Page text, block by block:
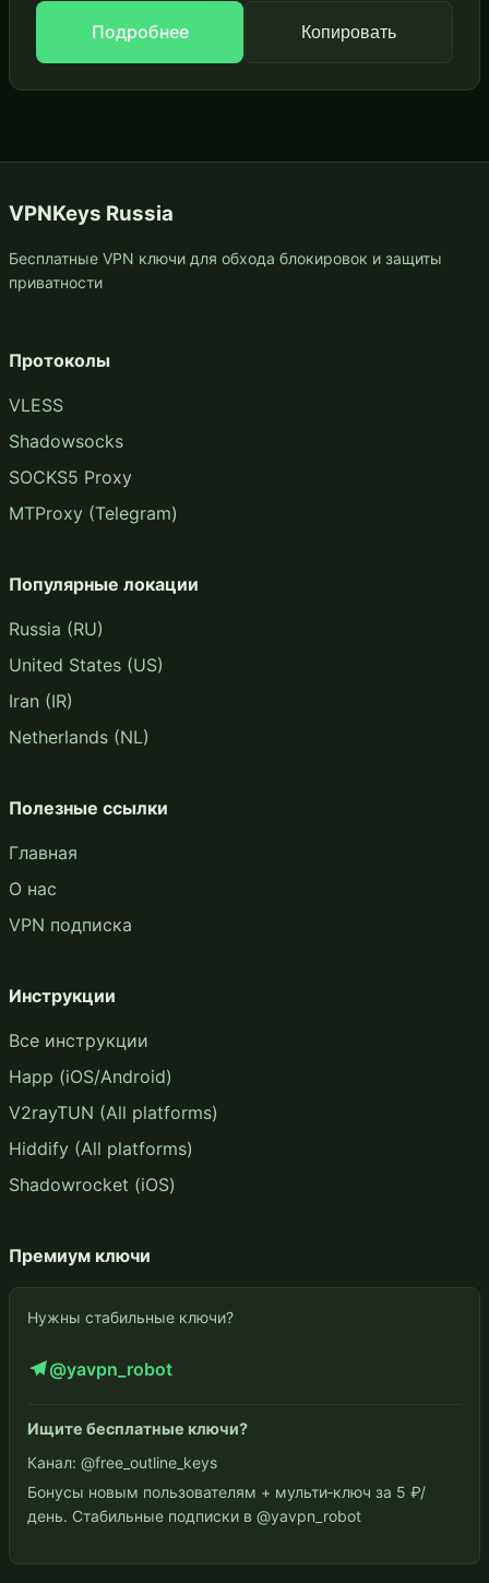
Подробнее Копировать
VPNKeys Russia
Бесплатные VPN ключи для обхода блокировок и защиты
приватности
Протоколы
VLESS
Shadowsocks
SOCKS5 Proxy
MTProxy (Telegram)
Популярные локации
Russia (RU)
United States (US)
Iran (IR)
Netherlands (NL)
Полезные ссылки
Главная
О нас
VPN подписка
Инструкции
Все инструкции
Happ (iOS/Android)
V2rayTUN (All platforms)
Hiddify (All platforms)
Shadowrocket (iOS)
Премиум ключи
Нужны стабильные ключи?
@yavpn_robot
Ищите бесплатные ключи?
Канал: @free_outline_keys
Бонусы новым пользователям + мульти‑ключ за 5 ₽/
день. Стабильные подписки в @yavpn_robot